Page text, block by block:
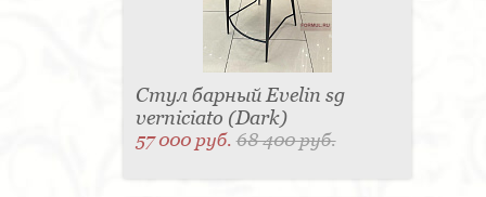
Стул барный Evelin sg
verniciato (Dark)
57 000 руб.68 400 руб.